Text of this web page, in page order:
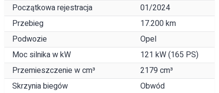
Początkowa rejestracja
01/2024
Przebieg
17.200 km
Podwozie
Opel
Moc silnika w kW
121 kW (165 PS)
Przemieszczenie w cm³
2179 cm³
Skrzynia biegów
Obwód